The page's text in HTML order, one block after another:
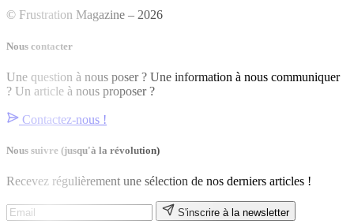
© Frustration Magazine – 2026
Nous contacter
Une question à nous poser ? Une information à nous communiquer
? Un article à nous proposer ?
Contactez-nous !
Nous suivre (jusqu'à la révolution)
Recevez régulièrement une sélection de nos derniers articles !
S'inscrire à la newsletter